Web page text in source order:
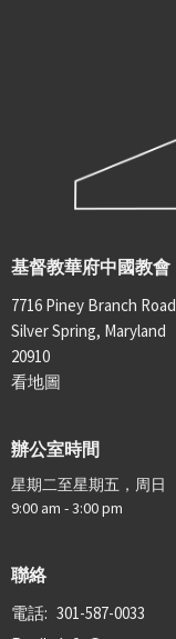
基督教華府中國教會
7716 Piney Branch Road
Silver Spring, Maryland
20910
看地圖
辦公室時間
星期二至星期五，周日
9:00 am - 3:00 pm
聯絡
電話: 301-587-0033